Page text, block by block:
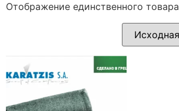
Отображение единственного товара